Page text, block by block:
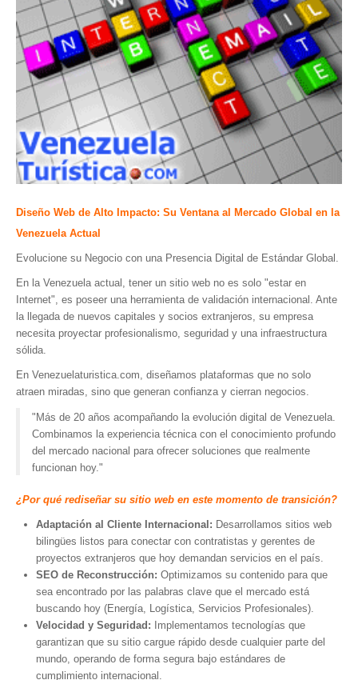
Parque Nacional Sierra Nevada
Parque Nacional Cinaruco-Capanaparo
Parque Nacional Parima-Tapirapeco
Parque Nacional Jaua-Sarisariñama
Ecoturismo en Venezuela
Montañas y Llanos
Zona Costera Venezolana
La Colonia Tovar
La Gran Sabana
Mérida
Museos y otros sitios de interés en Amazonas
Museos y otros sitios de interés en Anzoátegui
Museos y otros sitios de interés en Aragua
Museos y otros sitios de interés en Bolívar
Museos y otros sitios de interés en Falcón
Museos y otros sitios de interés en Sucre
Puerto La Cruz
Destinos Turísticos
Noticias turísticas
Gastronomía
Cocinando a mi manera
Diseño Web de Alto Impacto: Su Ventana al Mercado Global en la
Venezuela Actual
Evolucione su Negocio con una Presencia Digital de Estándar Global.
En la Venezuela actual, tener un sitio web no es solo "estar en
Internet", es poseer una herramienta de validación internacional. Ante
la llegada de nuevos capitales y socios extranjeros, su empresa
necesita proyectar profesionalismo, seguridad y una infraestructura
sólida.
En Venezuelaturistica.com, diseñamos plataformas que no solo
atraen miradas, sino que generan confianza y cierran negocios.
"Más de 20 años acompañando la evolución digital de Venezuela.
Combinamos la experiencia técnica con el conocimiento profundo
del mercado nacional para ofrecer soluciones que realmente
funcionan hoy."
¿Por qué rediseñar su sitio web en este momento de transición?
Adaptación al Cliente Internacional: Desarrollamos sitios web
bilingües listos para conectar con contratistas y gerentes de
proyectos extranjeros que hoy demandan servicios en el país.
SEO de Reconstrucción: Optimizamos su contenido para que
sea encontrado por las palabras clave que el mercado está
buscando hoy (Energía, Logística, Servicios Profesionales).
Velocidad y Seguridad: Implementamos tecnologías que
garantizan que su sitio cargue rápido desde cualquier parte del
mundo, operando de forma segura bajo estándares de
cumplimiento internacional.